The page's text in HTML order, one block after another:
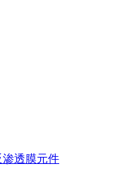
渗透膜元件